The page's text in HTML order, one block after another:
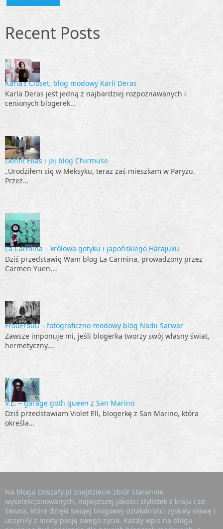
Recent Posts
Karla’s Closet, blog modowy Karli Deras
Karla Deras jest jedną z najbardziej rozpoznawanych i
cenionych blogerek…
Denni Elias i jej blog Chicmuse
„Urodziłem się w Meksyku, teraz zaś mieszkam w Paryżu.
Przez…
La Carmina – królowa gotyku i japońskiego Harajuku
Dziś przedstawię Wam blog La Carmina, prowadzony przez
Carmen Yuen,…
FrouFrouu – fotograficzno-modowy blog Nadii Sarwar
Zawsze imponuje mi, jeśli blogerka tworzy swój własny świat,
hermetyczny,…
V.E. – garage goth queen z San Marino
Dziś przedstawiam Violet Ell, blogerkę z San Marino, która
określa…
Na blogu Doszafy.pl znajdziecie zbiór starannie
wyselekcjonowanych, najwyższej jakości stylistek z kraju i ze
świata, które dzięki swojej blogowej działalności zyskały sławę i
uczyniły z mody pasję swego życia. Każdy wpis na blogu